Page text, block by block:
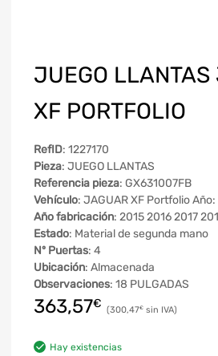
JUEGO
XF PORTFOLIO
RefID: 1227170
Pieza: JUEGO LLANTAS
Referencia pieza: GX631007FB
Vehículo: JAGUAR XF Portfolio Año:
Año fabricación: 2015 2016 2017
Estado: Material de segunda mano
Nº Puertas: 4
Ubicación: Almacenada
Observaciones: 18 PULGADAS
363,57€ 300,47€
Hay existencias